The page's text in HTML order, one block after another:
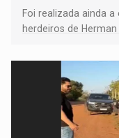
Foi realizada ainda
herdeiros de